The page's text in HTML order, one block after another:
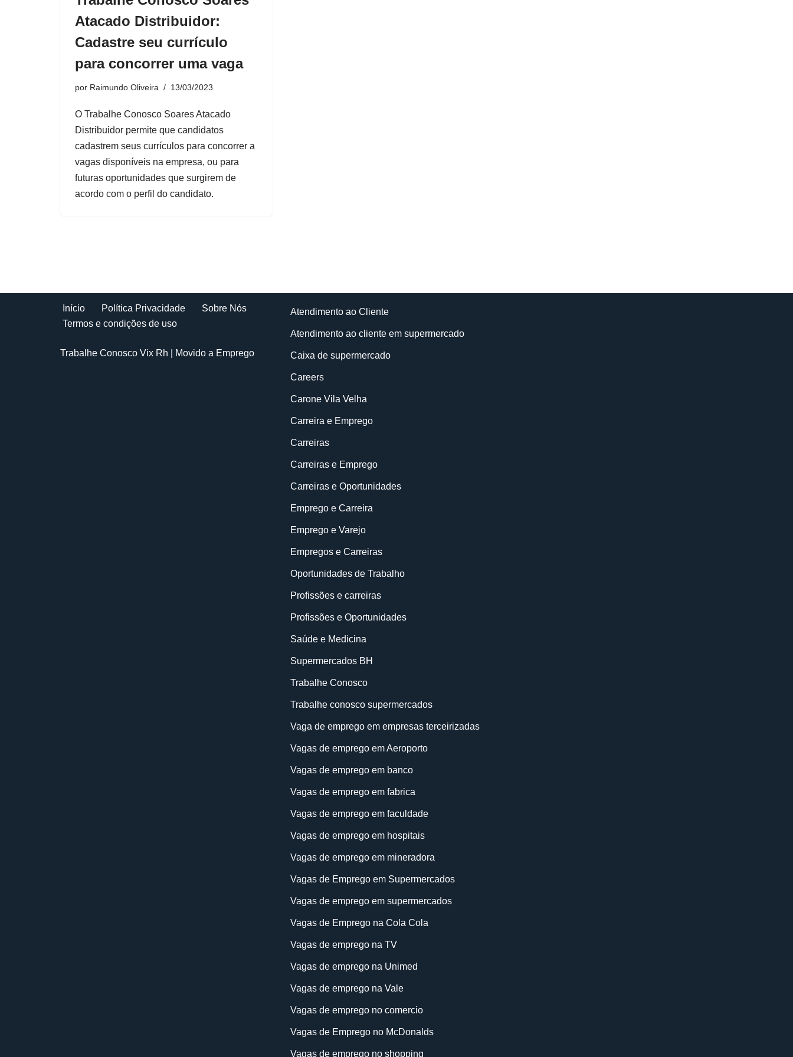
Atacado Distribuidor:
Cadastre seu currículo
para concorrer uma vaga
por Raimundo Oliveira 13/03/2023
O Trabalhe Conosco Soares Atacado
Distribuidor permite que candidatos
cadastrem seus currículos para concorrer a
vagas disponíveis na empresa, ou para
futuras oportunidades que surgirem de
acordo com o perfil do candidato.
Início Política Privacidade
Sobre Nós
Termos e condições de uso
Trabalhe Conosco Vix Rh | Movido a Emprego
Atendimento ao Cliente
Atendimento ao cliente em supermercado
Caixa de supermercado
Careers
Carone Vila Velha
Carreira e Emprego
Carreiras
Carreiras e Emprego
Carreiras e Oportunidades
Emprego e Carreira
Emprego e Varejo
Empregos e Carreiras
Oportunidades de Trabalho
Profissões e carreiras
Profissões e Oportunidades
Saúde e Medicina
Supermercados BH
Trabalhe Conosco
Trabalhe conosco supermercados
Vaga de emprego em empresas terceirizadas
Vagas de emprego em Aeroporto
Vagas de emprego em banco
Vagas de emprego em fabrica
Vagas de emprego em faculdade
Vagas de emprego em hospitais
Vagas de emprego em mineradora
Vagas de Emprego em Supermercados
Vagas de emprego em supermercados
Vagas de Emprego na Cola Cola
Vagas de emprego na TV
Vagas de emprego na Unimed
Vagas de emprego na Vale
Vagas de emprego no comercio
Vagas de Emprego no McDonalds
Vagas de emprego no shopping